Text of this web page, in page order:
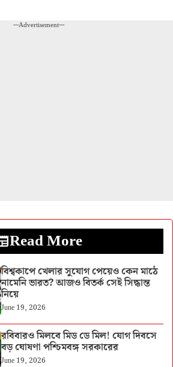
---Advertisement---
Read More
বিশ্বকাপে খেলার সুযোগ পেয়েও কেন মাঠে
নামেনি ভারত? আজও বিতর্ক সেই সিদ্ধান্ত
নিয়ে
June 19, 2026
রবিবারও মিলবে মিড ডে মিল! যোগ দিবসে
বড় ঘোষণা পশ্চিমবঙ্গ সরকারের
June 19, 2026